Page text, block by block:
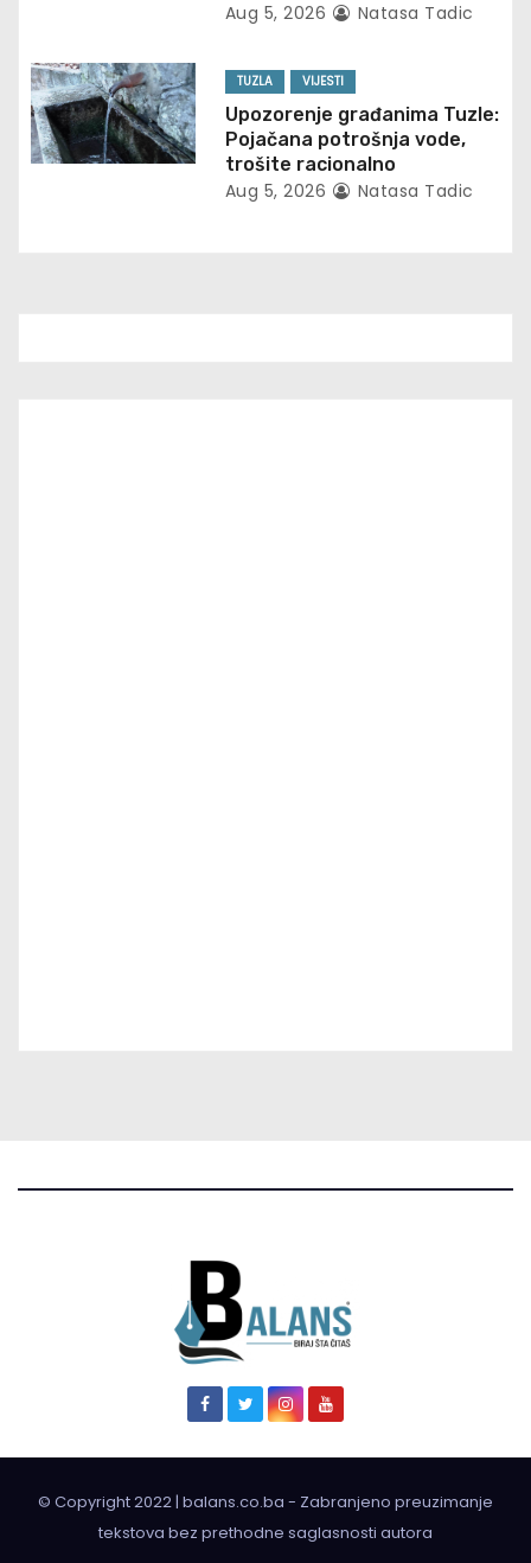
n
Aug 5, 2026 Natasa Tadic
TUZLA VIJESTI
Upozorenje građanima Tuzle:
Pojačana potrošnja vode,
trošite racionalno
Aug 5, 2026 Natasa Tadic
© Copyright 2022 | balans.co.ba - Zabranjeno preuzimanje
tekstova bez prethodne saglasnosti autora